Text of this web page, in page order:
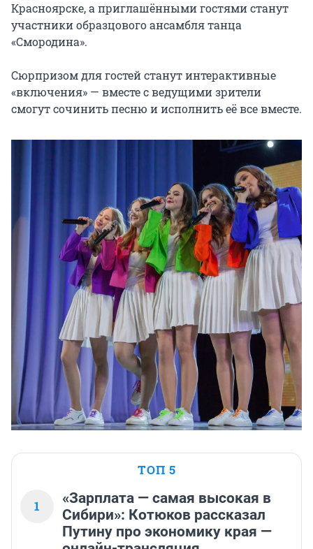
Красноярске, а приглашёнными гостями станут
участники образцового ансамбля танца
«Смородина».
Сюрпризом для гостей станут интерактивные
«включения» — вместе с ведущими зрители
смогут сочинить песню и исполнить её все вместе.
ТОП 5
1
«Зарплата — самая высокая в
Сибири»: Котюков рассказал
Путину про экономику края —